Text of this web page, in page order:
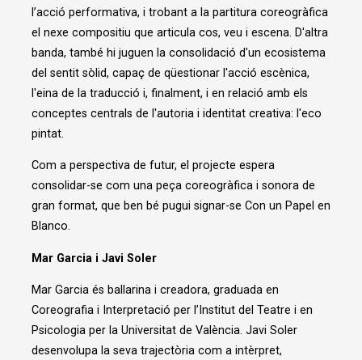
l’acció performativa, i trobant a la partitura coreogràfica
el nexe compositiu que articula cos, veu i escena. D'altra
banda, també hi juguen la consolidació d'un ecosistema
del sentit sòlid, capaç de qüestionar l'acció escènica,
l'eina de la traducció i, finalment, i en relació amb els
conceptes centrals de l'autoria i identitat creativa: l'eco
pintat.
Com a perspectiva de futur, el projecte espera
consolidar-se com una peça coreogràfica i sonora de
gran format, que ben bé pugui signar-se Con un Papel en
Blanco.
Mar Garcia i Javi Soler
Mar Garcia és ballarina i creadora, graduada en
Coreografia i Interpretació per l’Institut del Teatre i en
Psicologia per la Universitat de València. Javi Soler
desenvolupa la seva trajectòria com a intèrpret,